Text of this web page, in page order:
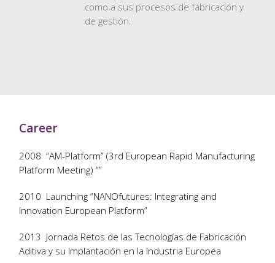
como a sus procesos de fabricación y
de gestión.
Career
2008 “AM-Platform” (3rd European Rapid Manufacturing
Platform Meeting) “”
2010 Launching “NANOfutures: Integrating and
Innovation European Platform”
2013 Jornada Retos de las Tecnologías de Fabricación
Aditiva y su Implantación en la Industria Europea